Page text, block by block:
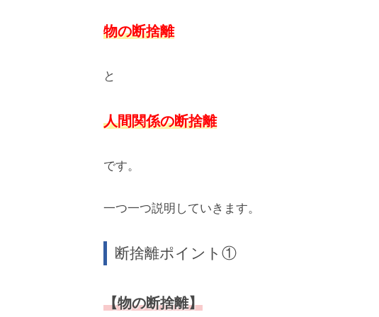
物の断捨離
と
人間関係の断捨離
です。
一つ一つ説明していきます。
断捨離ポイント①
【物の断捨離】